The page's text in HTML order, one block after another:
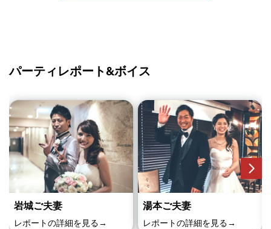
パーティレポート&ボイス
岩城ご夫妻
レポートの詳細を見る→
湯本ご夫妻
レポートの詳細を見る→